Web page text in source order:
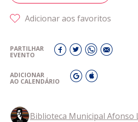
Adicionar aos favoritos
PARTILHAR
EVENTO
ADICIONAR
AO CALENDÁRIO
Biblioteca Municipal Afonso